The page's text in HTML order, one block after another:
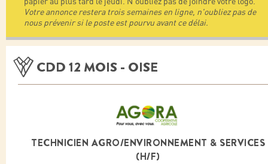
Votre annonce restera trois semaines en ligne, n'oubliez pas de
nous prévenir si le poste est pourvu avant ce délai.
CDD 12 MOIS - OISE
TECHNICIEN AGRO/ENVIRONNEMENT & SERVICES
(H/F)